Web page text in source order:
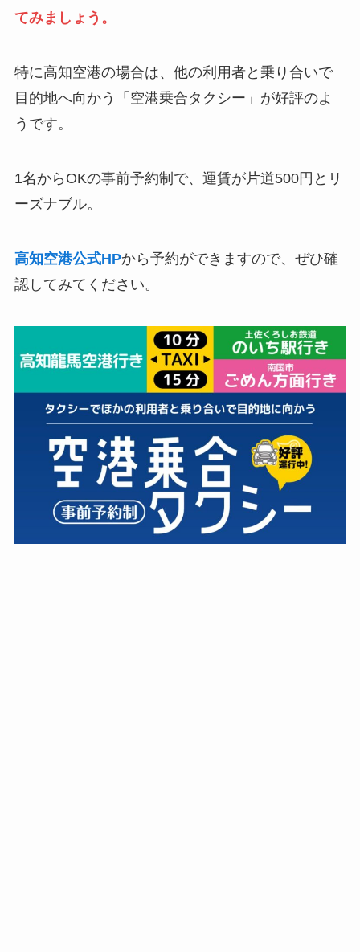
てみましょう。
特に高知空港の場合は、他の利用者と乗り合いで
目的地へ向かう「空港乗合タクシー」が好評のよ
うです。
1名からOKの事前予約制で、運賃が片道500円とリ
ーズナブル。
高知空港公式HPから予約ができますので、ぜひ確
認してみてください。